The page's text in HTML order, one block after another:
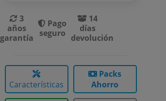
3
años
garantía
Pago
seguro
14
días
devolución
Características
Packs
Ahorro